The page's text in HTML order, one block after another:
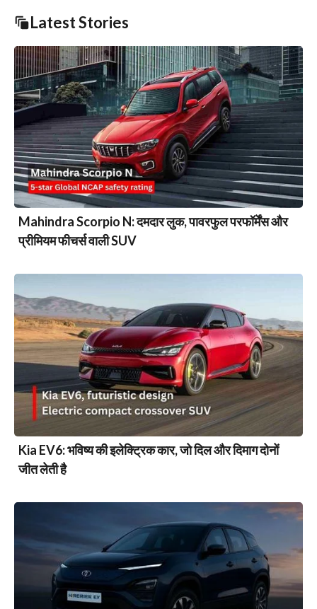
Latest Stories
Mahindra Scorpio N: दमदार लुक, पावरफुल परफॉर्मेंस और
प्रीमियम फीचर्स वाली SUV
Kia EV6: भविष्य की इलेक्ट्रिक कार, जो दिल और दिमाग दोनों
जीत लेती है